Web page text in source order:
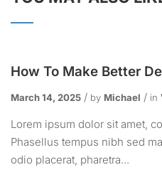
How To Make Better
March 14, 2025 by Michael in
Lorem ipsum dolor sit amet,
Phasellus tempus nibh sed
odio placerat, pharetra...